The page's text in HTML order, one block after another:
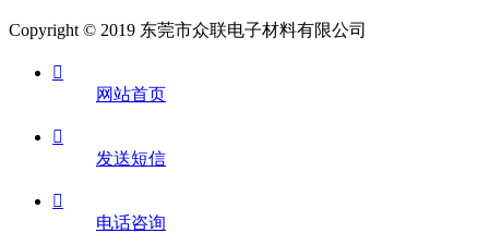
Copyright © 2019 东莞市众联电子材料有限公司

网站首页

发送短信

电话咨询